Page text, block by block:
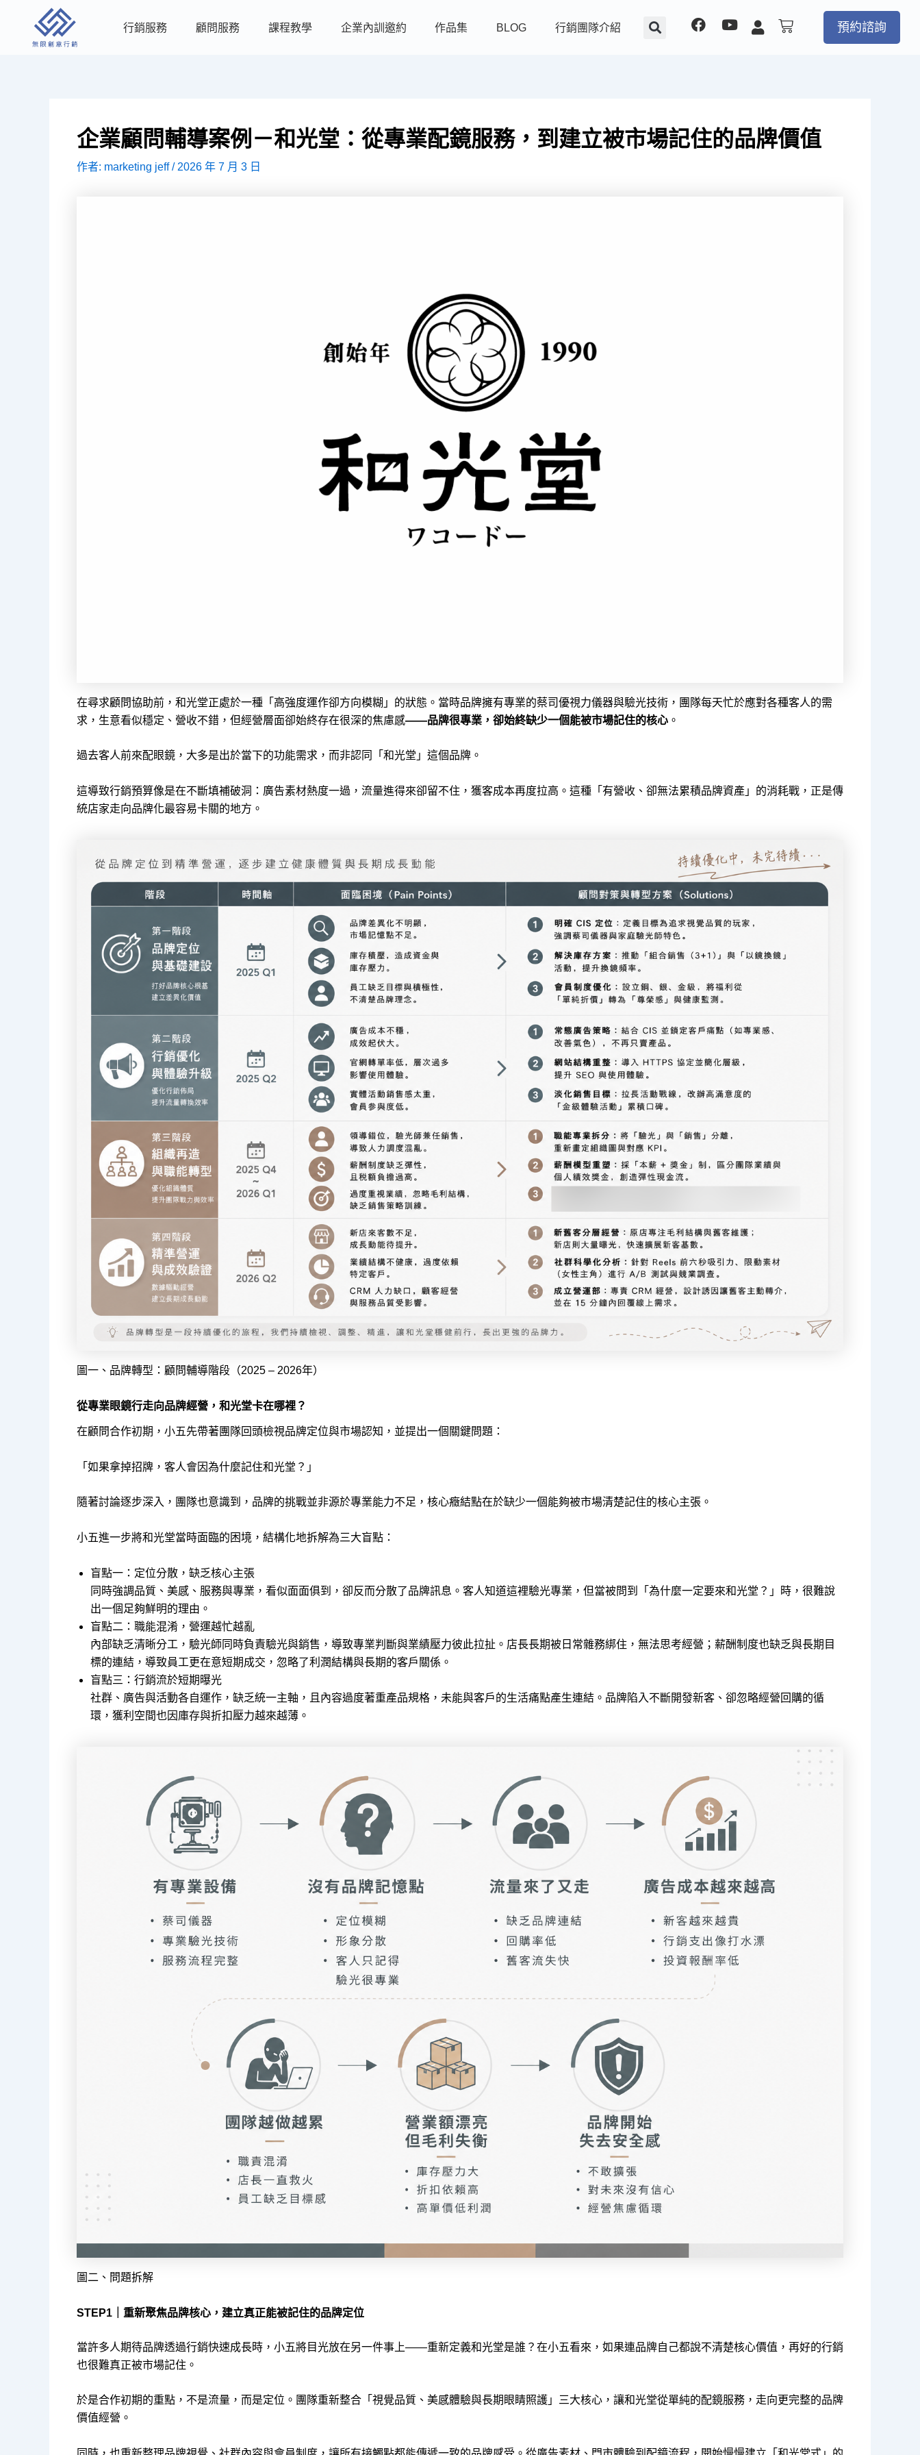
行銷服務 顧問服務 課程教學 企業內訓邀約 作品集 BLOG 行銷團隊介紹
F
k
Y
購
物
預約諮詢
企業顧問輔導案例－和光堂：從專業配鏡服務，到建立被市場記住的品牌價值
作者: marketing jeff/ 2026 年 7 月 3 日
在尋求顧問協助前，和光堂正處於一種「高強度運作卻方向模糊」的狀態。當時品牌擁有專業的蔡司優視力儀器與驗光技術，團隊每天忙於應對各種客人的需
求，生意看似穩定、營收不錯，但經營層面卻始終存在很深的焦慮感——品牌很專業，卻始終缺少一個能被市場記住的核心 。
過去客人前來配眼鏡，大多是出於當下的功能需求，而非認同「和光堂」這個品牌。
這導致行銷預算像是在不斷填補破洞：廣告素材熱度一過，流量進得來卻留不住，獲客成本再度拉高。這種「有營收、卻無法累積品牌資產」的消耗戰，正是傳
統店家走向品牌化最容易卡關的地方。
圖一、品牌轉型：顧問輔導階段（2025 – 2026年）
從專業眼鏡行走向品牌經營，和光堂卡在哪裡？
在顧問合作初期，小五先帶著團隊回頭檢視品牌定位與市場認知，並提出一個關鍵問題：
「如果拿掉招牌，客人會因為什麼記住和光堂？」
隨著討論逐步深入，團隊也意識到，品牌的挑戰並非源於專業能力不足，核心癥結點在於缺少一個能夠被市場清楚記住的核心主張。
小五進一步將和光堂當時面臨的困境，結構化地拆解為三大盲點：
盲點一：定位分散，缺乏核心主張
同時強調品質、美感、服務與專業，看似面面俱到，卻反而分散了品牌訊息。客人知道這裡驗光專業，但當被問到「為什麼一定要來和光堂？」時，很難說
出一個足夠鮮明的理由。
盲點二：職能混淆，營運越忙越亂
內部缺乏清晰分工，驗光師同時負責驗光與銷售，導致專業判斷與業績壓力彼此拉扯。店長長期被日常雜務綁住，無法思考經營；薪酬制度也缺乏與長期目
標的連結，導致員工更在意短期成交，忽略了利潤結構與長期的客戶關係。
盲點三：行銷流於短期曝光
社群、廣告與活動各自運作，缺乏統一主軸，且內容過度著重產品規格，未能與客戶的生活痛點產生連結。品牌陷入不斷開發新客、卻忽略經營回購的循
環，獲利空間也因庫存與折扣壓力越來越薄。
圖二、問題拆解
STEP1｜重新聚焦品牌核心，建立真正能被記住的品牌定位
當許多人期待品牌透過行銷快速成長時，小五將目光放在另一件事上——重新定義和光堂是誰？在小五看來，如果連品牌自己都說不清楚核心價值，再好的行銷
也很難真正被市場記住。
於是合作初期的重點，不是流量，而是定位。團隊重新整合「視覺品質、美感體驗與長期眼睛照護」三大核心，讓和光堂從單純的配鏡服務，走向更完整的品牌
價值經營。